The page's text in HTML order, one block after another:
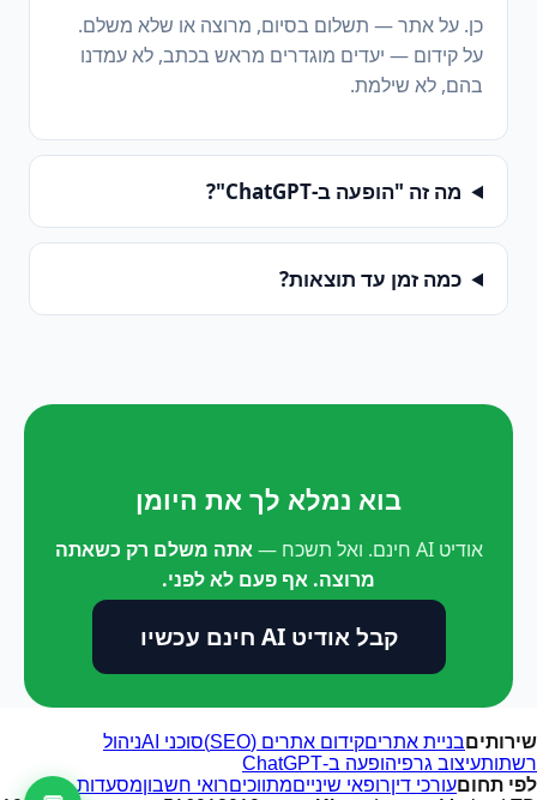
כן. על אתר — תשלום בסיום, מרוצה או שלא משלם.
על קידום — יעדים מוגדרים מראש בכתב, לא עמדנו
בהם, לא שילמת.
מה זה "הופעה ב-ChatGPT"?
כמה זמן עד תוצאות?
בוא נמלא לך את היומן
אודיט AI חינם. ואל תשכח —
אתה משלם רק כשאתה
מרוצה. אף פעם לא לפני.
קבל אודיט AI חינם עכשיו
שירותיםבניית אתריםקידום אתרים (SEO) סוכני AI
ניהול
רשתותעיצוב גרפיהופעה ב-ChatGPT
לפי תחוםעורכי דיןרופאי שינייםמתווכיםרואי חשבוןמסעדות